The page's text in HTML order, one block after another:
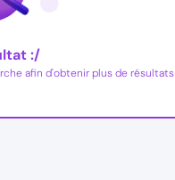
:/
afin d'obtenir plus de résultats